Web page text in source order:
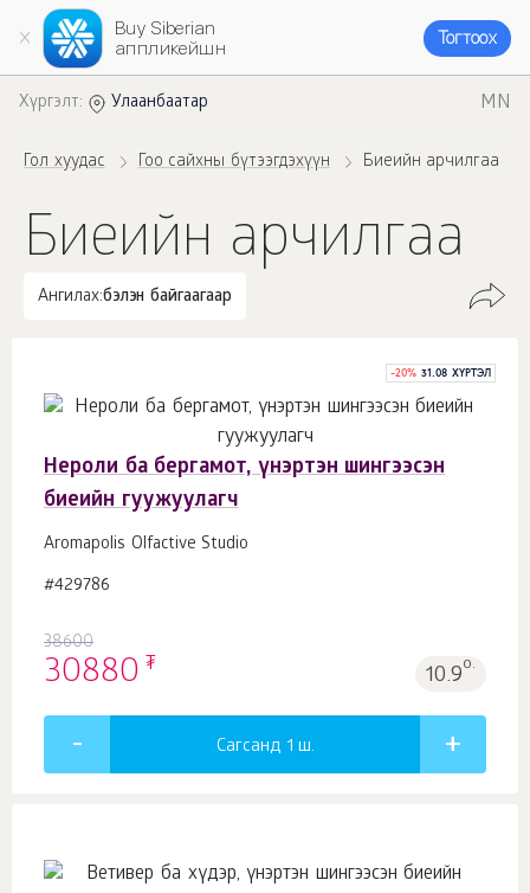
Buy Siberian
аппликейшн
Тогтоох
Хүргэлт: Улаанбаатар MN
Гол хуудас Гоо сайхны бүтээгдэхүүн Биеийн арчилгаа
Биеийн арчилгаа
Ангилах:бэлэн байгаагаар
-20% 31.08 ХҮРТЭЛ
Нероли ба бергамот, үнэртэн шингээсэн
биеийн гуужуулагч
Aromapolis Olfactive Studio
#429786
38600
30880 ₮ 10.9о.
Сагсанд 1 ш.